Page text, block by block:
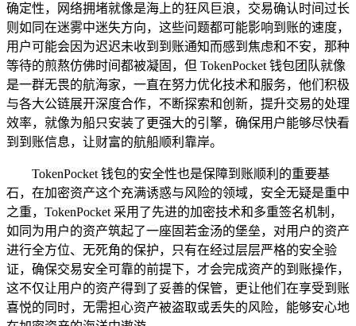
确定性，网络拥堵就像是海上的狂风巨浪，交易确认时间过长
则如同在迷雾中迷失方向，这些问题都可能影响到账的速度，
用户可能会因为迟迟未收到到账通知而感到焦虑和不安，那种
等待的煎熬仿佛时间都被凝固，但 TokenPocket 钱包团队就像
是一群无畏的航海家，一直在努力优化技术和服务，他们积极
与各大公链展开深度合作，不断探索和创新，提升交易的处理
效率，就像为船只安装了更强大的引擎，确保用户能够尽快看
到到账信息，让财富的航船顺利靠岸。
TokenPocket 钱包的安全性也是保障到账顺利的重要基
石，在加密资产这个充满诱惑与风险的领域，安全无疑是重中
之重，TokenPocket 采用了先进的加密技术和多重签名机制，
如同为用户的资产筑起了一座固若金汤的堡垒，对用户的资产
进行全方位、无死角的保护，只有在经过层层严格的安全验
证，确保交易安全可靠的前提下，才会完成资产的到账操作，
这不仅让用户的资产得到了妥善的保管，更让他们在享受到账
喜悦的同时，无需担心资产被盗取或丢失的风险，能够安心地